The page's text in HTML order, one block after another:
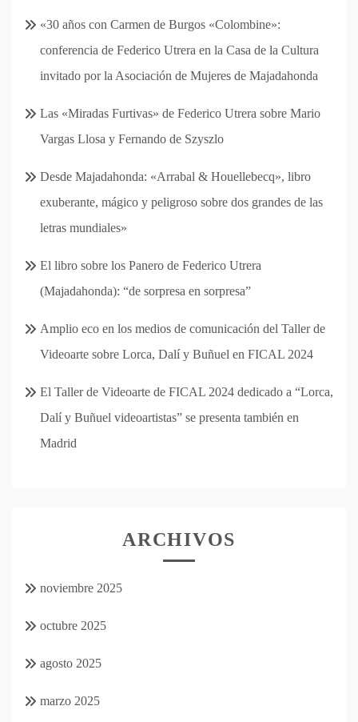
«30 años con Carmen de Burgos «Colombine»:
conferencia de Federico Utrera en la Casa de la Cultura
invitado por la Asociación de Mujeres de Majadahonda
Las «Miradas Furtivas» de Federico Utrera sobre Mario
Vargas Llosa y Fernando de Szyszlo
Desde Majadahonda: «Arrabal & Houellebecq», libro
exuberante, mágico y peligroso sobre dos grandes de las
letras mundiales»
El libro sobre los Panero de Federico Utrera
(Majadahonda): “de sorpresa en sorpresa”
Amplio eco en los medios de comunicación del Taller de
Videoarte sobre Lorca, Dalí y Buñuel en FICAL 2024
El Taller de Videoarte de FICAL 2024 dedicado a “Lorca,
Dalí y Buñuel videoartistas” se presenta también en
Madrid
ARCHIVOS
noviembre 2025
octubre 2025
agosto 2025
marzo 2025